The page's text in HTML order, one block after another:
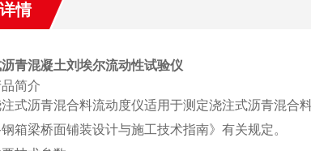
情
青混凝土刘埃尔流动性试验仪
简介
式沥青混合料流动度仪适用于测定浇注式沥青混合
钢箱梁桥面铺装设计与施工技术指南》有关规定。